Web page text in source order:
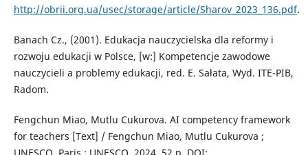
http://obrii.org.ua/usec/storage/article/Sharov_2023_136.pdf.
Banach Cz., (2001). Edukacja nauczycielska dla reformy i
rozwoju edukacji w Polsce, [w:] Kompetencje zawodowe
nauczycieli a problemy edukacji, red. E. Sałata, Wyd. ITE-PIB,
Radom.
Fengchun Miao, Mutlu Cukurova. AI competency framework
for teachers [Text] / Fengchun Miao, Mutlu Cukurova ;
UNESCO. Paris : UNESCO, 2024. 52 p. DOI: